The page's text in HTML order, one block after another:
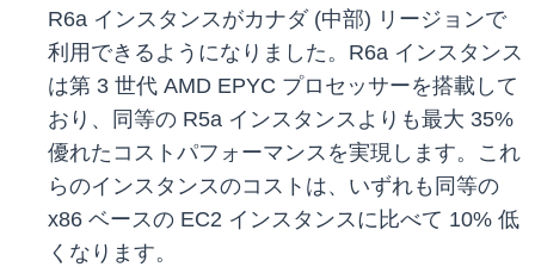
R6a インスタンスがカナダ (中部) リージョンで
利用できるようになりました。R6a インスタンス
は第 3 世代 AMD EPYC プロセッサーを搭載して
おり、同等の R5a インスタンスよりも最大 35%
優れたコストパフォーマンスを実現します。これ
らのインスタンスのコストは、いずれも同等の
x86 ベースの EC2 インスタンスに比べて 10% 低
くなります。